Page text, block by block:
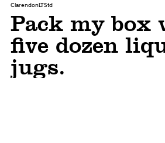
ClarendonLTStd
Pack my box
five dozen
jugs.